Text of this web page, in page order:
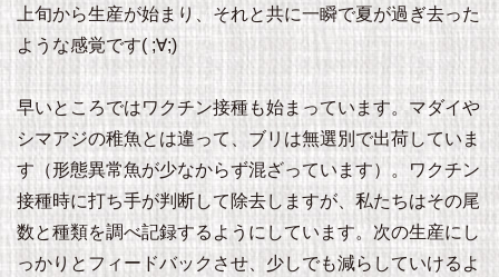
上旬から生産が始まり、それと共に一瞬で夏が過ぎ去った
ような感覚です( ;∀;)
早いところではワクチン接種も始まっています。マダイや
シマアジの稚魚とは違って、ブリは無選別で出荷していま
す（形態異常魚が少なからず混ざっています）。ワクチン
接種時に打ち手が判断して除去しますが、私たちはその尾
数と種類を調べ記録するようにしています。次の生産にし
っかりとフィードバックさせ、少しでも減らしていけるよ